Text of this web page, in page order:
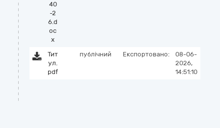
40
-2
6.d
oc
x
Тит
ул.
pdf
публічний Експортовано:
08-06-
2026,
14:51:10